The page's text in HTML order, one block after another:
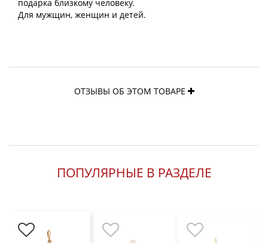
подарка близкому человеку.
Для мужщин, женщин и детей.
ОТЗЫВЫ ОБ ЭТОМ ТОВАРЕ
ПОПУЛЯРНЫЕ В РАЗДЕЛЕ